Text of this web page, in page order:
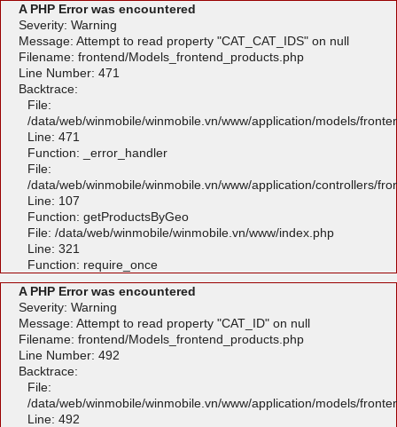
A PHP Error was encountered
Severity: Warning
Message: Attempt to read property "CAT_CAT_IDS" on null
Filename: frontend/Models_frontend_products.php
Line Number: 471
Backtrace:
File:
/data/web/winmobile/winmobile.vn/www/application/models/
Line: 471
Function: _error_handler
File:
/data/web/winmobile/winmobile.vn/www/application/controllers/
Line: 107
Function: getProductsByGeo
File: /data/web/winmobile/winmobile.vn/www/index.php
Line: 321
Function: require_once
A PHP Error was encountered
Severity: Warning
Message: Attempt to read property "CAT_ID" on null
Filename: frontend/Models_frontend_products.php
Line Number: 492
Backtrace:
File:
/data/web/winmobile/winmobile.vn/www/application/models/
Line: 492